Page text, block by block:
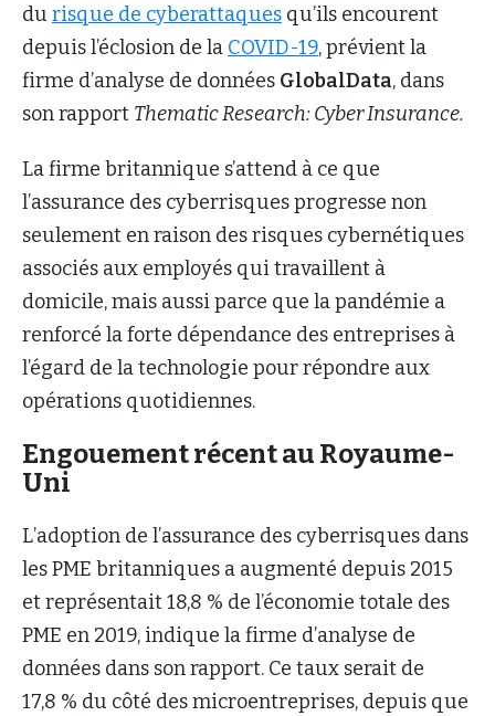
du risque de cyberattaques qu’ils encourent
depuis l’éclosion de la COVID-19, prévient la
firme d’analyse de données GlobalData, dans
son rapport Thematic Research: Cyber Insurance.
La firme britannique s’attend à ce que
l’assurance des cyberrisques progresse non
seulement en raison des risques cybernétiques
associés aux employés qui travaillent à
domicile, mais aussi parce que la pandémie a
renforcé la forte dépendance des entreprises à
l’égard de la technologie pour répondre aux
opérations quotidiennes.
Engouement récent au Royaume-
Uni
L’adoption de l’assurance des cyberrisques dans
les PME britanniques a augmenté depuis 2015
et représentait 18,8 % de l’économie totale des
PME en 2019, indique la firme d’analyse de
données dans son rapport. Ce taux serait de
17,8 % du côté des microentreprises, depuis que